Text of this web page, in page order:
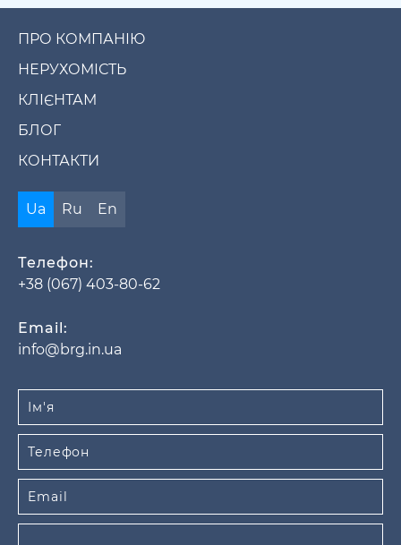
ПРО КОМПАНІЮ
НЕРУХОМІСТЬ
КЛІЄНТАМ
БЛОГ
КОНТАКТИ
Ua Ru En
Телефон:
+38 (067) 403-80-62
Email:
info@brg.in.ua